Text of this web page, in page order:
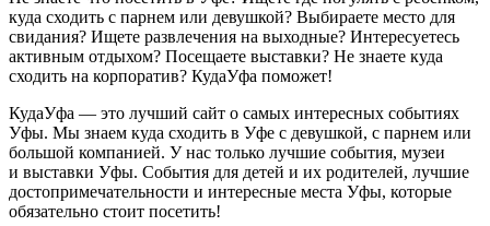
куда сходить с парнем или девушкой? Выбираете место для
свидания? Ищете развлечения на выходные? Интересуетесь
активным отдыхом? Посещаете выставки? Не знаете куда
сходить на корпоратив? КудаУфа поможет!
КудаУфа — это лучший сайт о самых интересных событиях
Уфы. Мы знаем куда сходить в Уфе с девушкой, с парнем или
большой компанией. У нас только лучшие события, музеи
и выставки Уфы. События для детей и их родителей, лучшие
достопримечательности и интересные места Уфы, которые
обязательно стоит посетить!